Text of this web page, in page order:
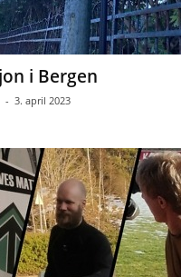
i Bergen
- 3. april 2023